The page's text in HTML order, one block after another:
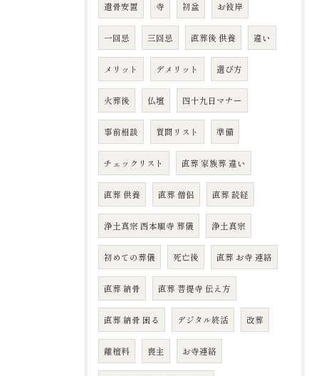
遺骨安置 寺 初盆 お彼岸
一回忌 三回忌 直葬後 供養 違い
メリット デメリット 選び方
火葬後 仏壇 四十九日マナー
事前相談 質問リスト 準備
チェックリスト 直葬 家族葬 違い
直葬 供養 直葬 僧侶 直葬 読経
浄土真宗 西本願寺 葬儀 浄土真宗
初めての葬儀 死亡後 直葬 お寺 連絡
直葬 納骨 直葬 菩提寺 伝え方
直葬 納骨 困る デジタル終活 改葬
離檀料 喪主 お寺連絡